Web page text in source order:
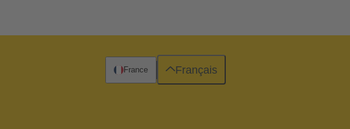
France Français